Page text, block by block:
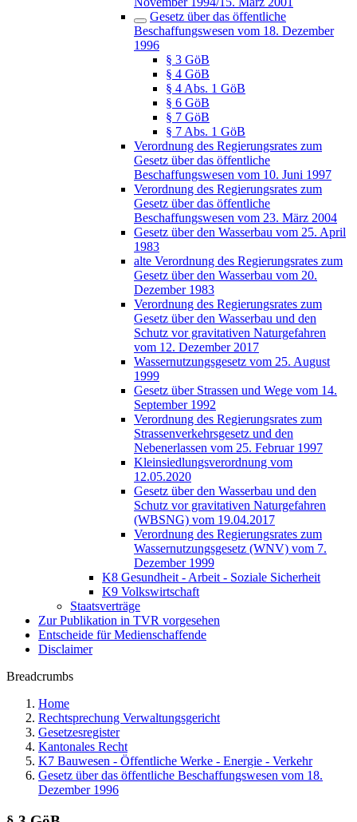
Gesetz über das öffentliche
Beschaffungswesen vom 18. Dezember
1996
§ 3 GöB
§ 4 GöB
§ 4 Abs. 1 GöB
§ 6 GöB
§ 7 GöB
§ 7 Abs. 1 GöB
Verordnung des Regierungsrates zum
Gesetz über das öffentliche
Beschaffungswesen vom 10. Juni 1997
Verordnung des Regierungsrates zum
Gesetz über das öffentliche
Beschaffungswesen vom 23. März 2004
Gesetz über den Wasserbau vom 25. April
1983
alte Verordnung des Regierungsrates zum
Gesetz über den Wasserbau vom 20.
Dezember 1983
Verordnung des Regierungsrates zum
Gesetz über den Wasserbau und den
Schutz vor gravitativen Naturgefahren
vom 12. Dezember 2017
Wassernutzungsgesetz vom 25. August
1999
Gesetz über Strassen und Wege vom 14.
September 1992
Verordnung des Regierungsrates zum
Strassenverkehrsgesetz und den
Nebenerlassen vom 25. Februar 1997
Kleinsiedlungsverordnung vom
12.05.2020
Gesetz über den Wasserbau und den
Schutz vor gravitativen Naturgefahren
(WBSNG) vom 19.04.2017
Verordnung des Regierungsrates zum
Wassernutzungsgesetz (WNV) vom 7.
Dezember 1999
K8 Gesundheit - Arbeit - Soziale Sicherheit
K9 Volkswirtschaft
Staatsverträge
Zur Publikation in TVR vorgesehen
Entscheide für Medienschaffende
Disclaimer
Breadcrumbs
Home
Rechtsprechung Verwaltungsgericht
Gesetzesregister
Kantonales Recht
K7 Bauwesen - Öffentliche Werke - Energie - Verkehr
Gesetz über das öffentliche Beschaffungswesen vom 18.
Dezember 1996